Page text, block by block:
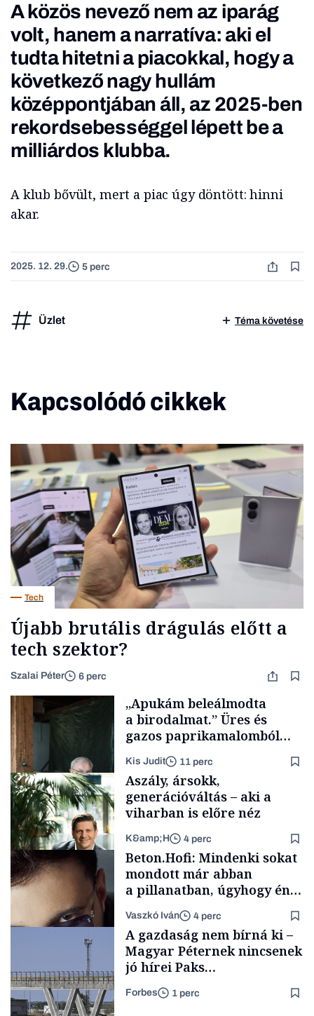
A közös nevező nem az iparág
volt, hanem a narratíva: aki el
tudta hitetni a piacokkal, hogy a
következő nagy hullám
középpontjában áll, az 2025-ben
rekordsebességgel lépett be a
milliárdos klubba.
A klub bővült, mert a piac úgy döntött: hinni
akar.
2025. 12. 29. 5 perc
Üzlet Téma követése
Kapcsolódó cikkek
Tech
Újabb brutális drágulás előtt a
tech szektor?
Szalai Péter 6 perc
Családi
vállalkozások
„Apukám beleálmodta
a birodalmat.” Üres és
gazos paprikamalomból
lett az igazi családi
fűszersztori
Kis Judit 11 perc
TÁMOGATÓI
Aszály, ársokk,
generációváltás – aki a
viharban is előre néz
K&amp;H 4 perc
Forbes-sztori
Beton.Hofi: Mindenki sokat
mondott már abban
a pillanatban, úgyhogy én
a legsarkosabb
gondolataimat akartam
kimondani
Vaszkó Iván 4 perc
A gazdaság nem bírná ki –
Magyar Péternek nincsenek
jó hírei Paks
újraindításáról
Forbes 1 perc